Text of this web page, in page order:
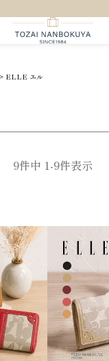
ELLE エル
9件中 1-9件表示